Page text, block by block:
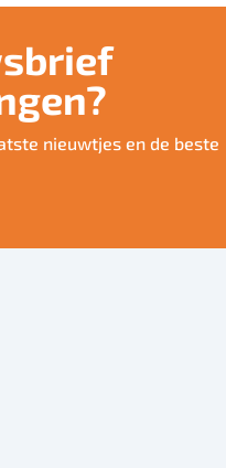
nieuwtjes en de beste